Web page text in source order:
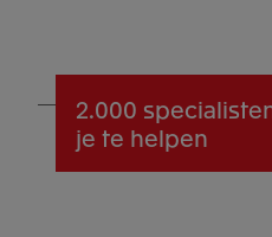
2.000
je te helpen